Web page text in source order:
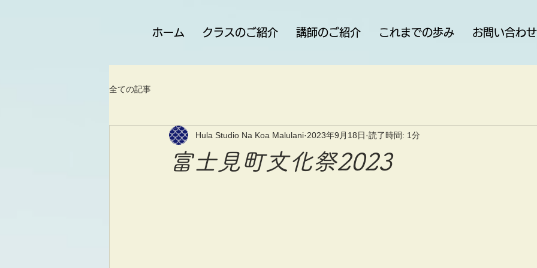
ホーム クラスのご紹介 講師のご紹介 これまでの歩み お問い合わせ
全ての記事
富士見町文化祭2023
Hula Studio Na Koa Malulani 2023年9月18日 読了時間: 1分